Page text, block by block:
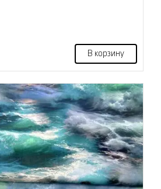
В корзину